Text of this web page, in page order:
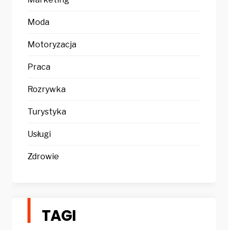
Moda
Motoryzacja
Praca
Rozrywka
Turystyka
Usługi
Zdrowie
TAGI